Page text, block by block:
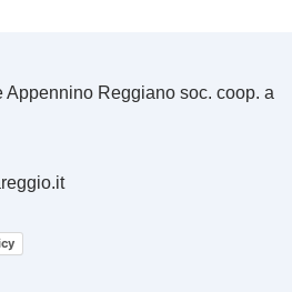
Appennino Reggiano soc. coop. a